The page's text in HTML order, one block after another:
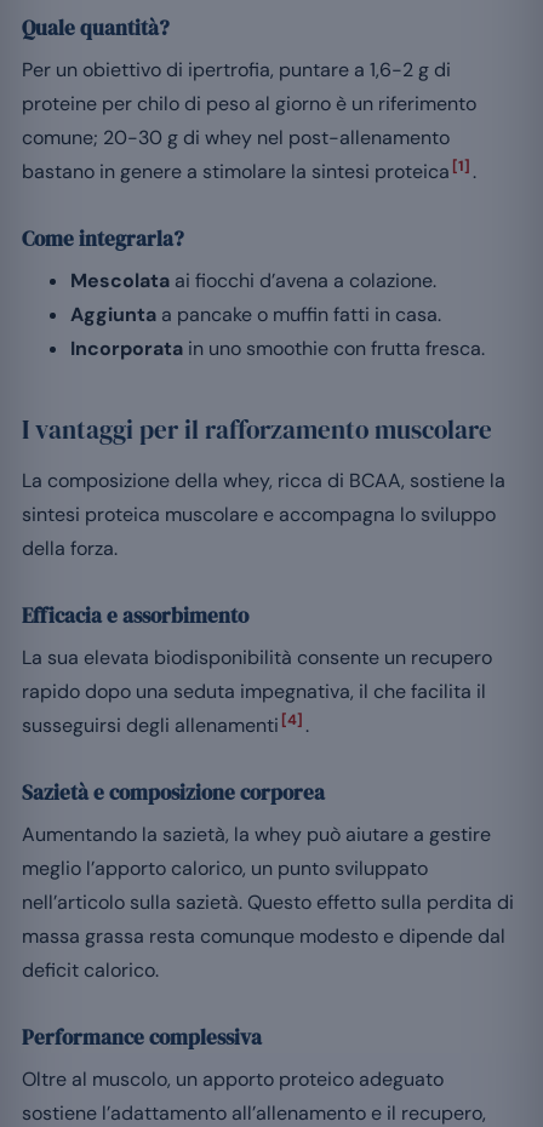
Quale quantità?
Per un obiettivo di ipertrofia, puntare a 1,6-2 g di
proteine per chilo di peso al giorno è un riferimento
comune; 20-30 g di whey nel post-allenamento
bastano in genere a stimolare la sintesi proteica [1] .
Come integrarla?
Mescolata ai fiocchi d’avena a colazione.
Aggiunta a pancake o muffin fatti in casa.
Incorporata in uno smoothie con frutta fresca.
I vantaggi per il rafforzamento muscolare
La composizione della whey, ricca di BCAA, sostiene la
sintesi proteica muscolare e accompagna lo sviluppo
della forza.
Efficacia e assorbimento
La sua elevata biodisponibilità consente un recupero
rapido dopo una seduta impegnativa, il che facilita il
susseguirsi degli allenamenti [4] .
Sazietà e composizione corporea
Aumentando la sazietà, la whey può aiutare a gestire
meglio l’apporto calorico, un punto sviluppato
nell’articolo sulla sazietà. Questo effetto sulla perdita di
massa grassa resta comunque modesto e dipende dal
deficit calorico.
Performance complessiva
Oltre al muscolo, un apporto proteico adeguato
sostiene l’adattamento all’allenamento e il recupero,